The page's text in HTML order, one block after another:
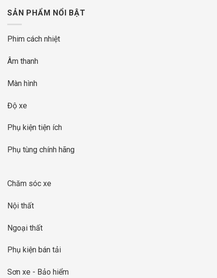
SẢN PHẨM NỔI BẬT
Phim cách nhiệt
Âm thanh
Màn hình
Độ xe
Phụ kiện tiện ích
Phụ tùng chính hãng
Chăm sóc xe
Nội thất
Ngoại thất
Phụ kiện bán tải
Sơn xe - Bảo hiểm